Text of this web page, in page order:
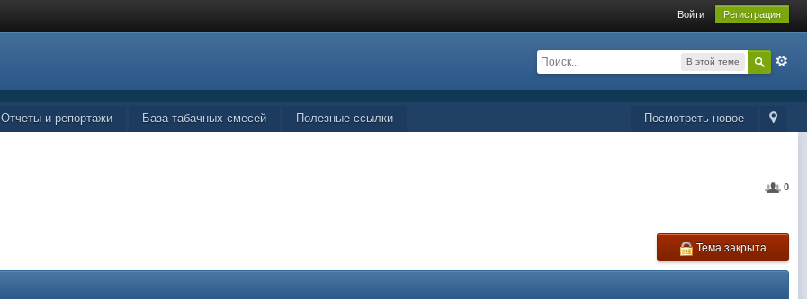
Войти Регистрация
В этой теме
Посмотреть новое
Отчеты и репортажи База табачных смесей Полезные ссылки
0
Тема закрыта